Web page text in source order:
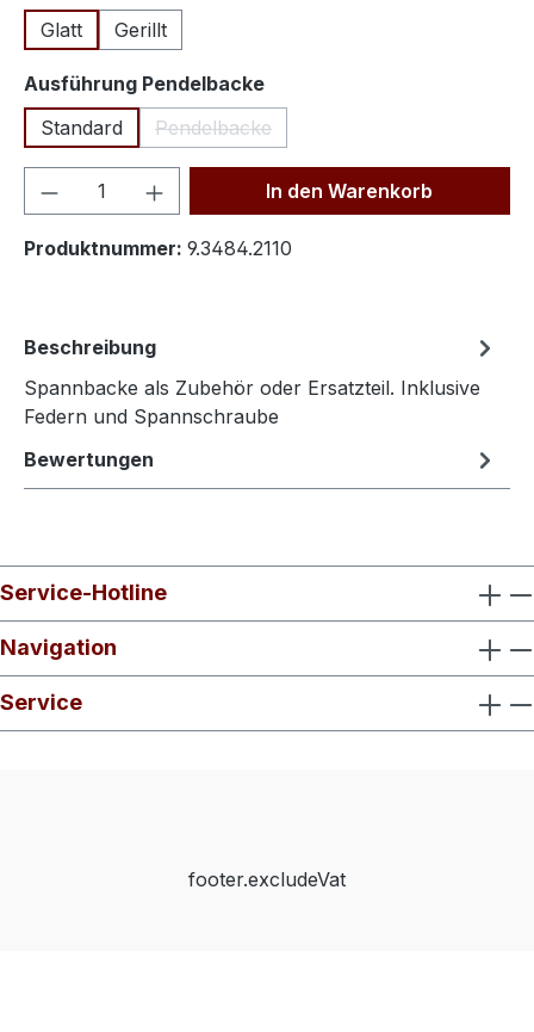
Glatt
Gerillt
Ausführung Pendelbackeauswählen
Standard
Pendelbacke
(Diese Option ist zurzeit nicht verfügbar.)
Produkt Anzahl: Gib denIn den Warenkorb
Produktnummer: 9.3484.2110
Beschreibung
Spannbacke als Zubehör oder Ersatzteil. Inklusive
Federn und Spannschraube
Bewertungen
Service-Hotline
Navigation
Service
footer.excludeVat